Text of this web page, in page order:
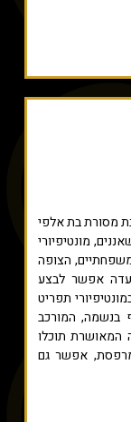
מסורת בת אלפי
מונטיפיורי
הצופה
אפשר לבצע
תפריט
בנשמה, המורכב
המאושרת תוכלו
אפשר גם